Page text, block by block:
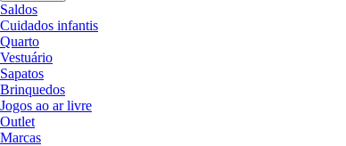
Saldos
Cuidados infantis
Quarto
Vestuário
Sapatos
Brinquedos
Jogos ao ar livre
Outlet
Marcas